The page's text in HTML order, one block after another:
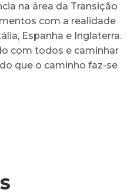
na área da Transição
com a realidade
Espanha e Inglaterra.
com todos e caminhar
que o caminho faz-se